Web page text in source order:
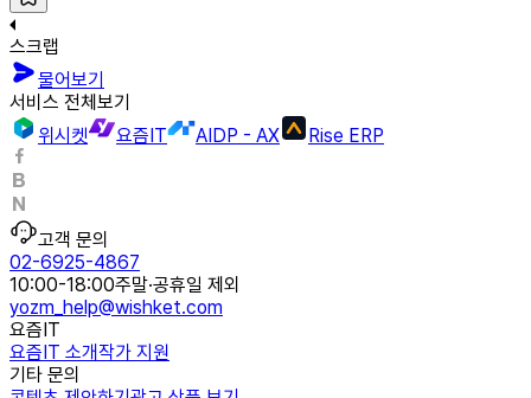
스크랩
물어보기
서비스 전체보기
위시켓
요즘IT AIDP - AX Rise ERP
고객 문의
02-6925-4867
10:00-18:00주말·공휴일 제외
yozm_help@wishket.com
요즘IT
요즘IT 소개작가 지원
기타 문의